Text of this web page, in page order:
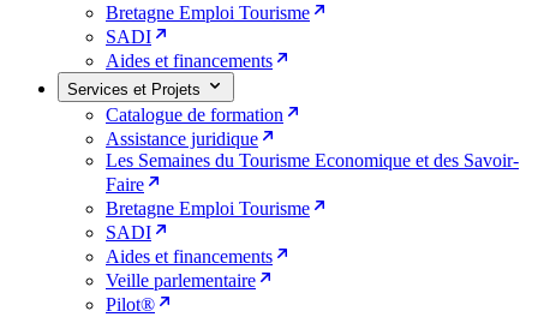
Bretagne Emploi Tourisme
SADI
Aides et financements
Services et Projets
Catalogue de formation
Assistance juridique
Les Semaines du Tourisme Economique et des Savoir-
Faire
Bretagne Emploi Tourisme
SADI
Aides et financements
Veille parlementaire
Pilot®